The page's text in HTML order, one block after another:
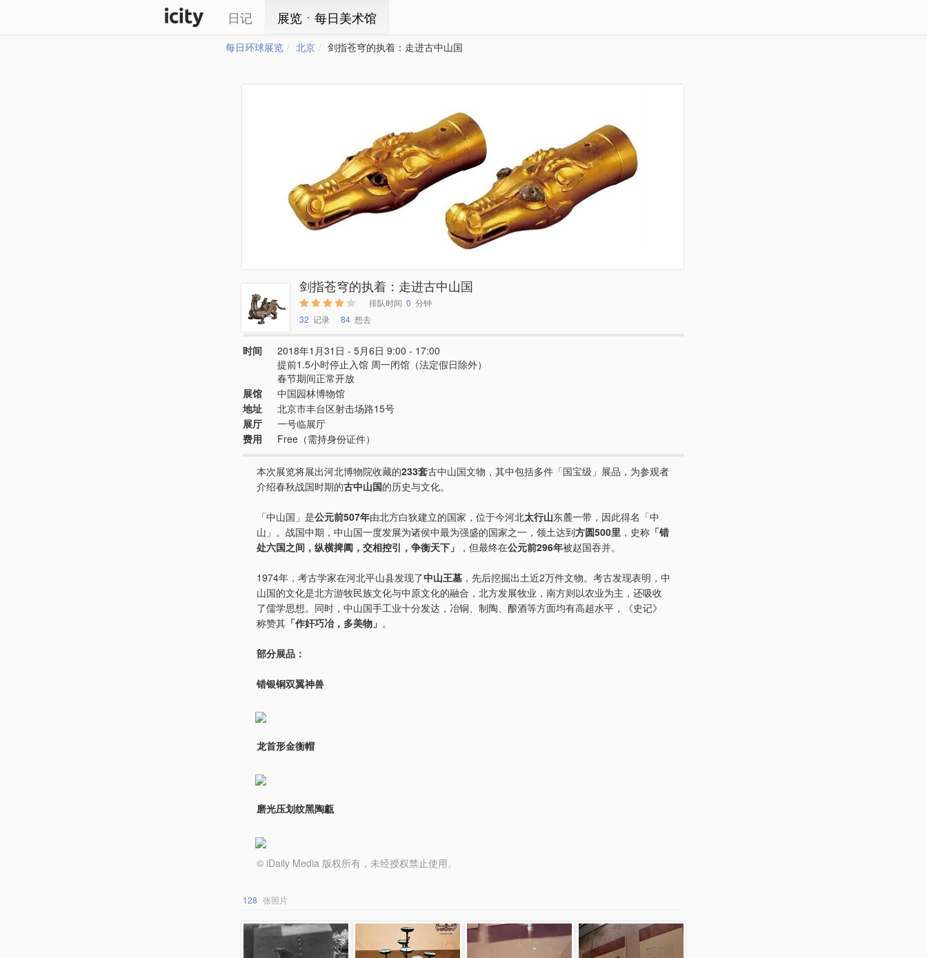
日记 展览ㆍ每日美术馆
每日环球展览 北京 剑指苍穹的执着：走进古中山国
剑指苍穹的执着：走进古中山国
排队时间 0 分钟
32 记录 84 想去
时间
2018年1月31日 - 5月6日 9:00 - 17:00
提前1.5小时停止入馆 周一闭馆（法定假日除外）
春节期间正常开放
展馆
中国园林博物馆
地址
北京市丰台区射击场路15号
展厅
一号临展厅
费用
Free（需持身份证件）
本次展览将展出河北博物院收藏的233套古中山国文物，其中包括多件「国宝级」展品，为参观者
介绍春秋战国时期的古中山国的历史与文化。
「中山国」是公元前507年由北方白狄建立的国家，位于今河北太行山东麓一带，因此得名「中
山」。战国中期，中山国一度发展为诸侯中最为强盛的国家之一，领土达到方圆500里 ，史称 「错
处六国之间，纵横捭阖，交相控引，争衡天下」
，但最终在公元前296年被赵国吞并。
1974年，考古学家在河北平山县发现了中山王墓 ，先后挖掘出土近2万件文物。考古发现表明，中
山国的文化是北方游牧民族文化与中原文化的融合，北方发展牧业，南方则以农业为主，还吸收
了儒学思想。同时，中山国手工业十分发达，冶铜、制陶、酿酒等方面均有高超水平，《史记》
称赞其 「作奸巧冶，多美物」 。
部分展品：
错银铜双翼神兽
龙首形金衡帽
磨光压划纹黑陶甗
© iDaily Media 版权所有，未经授权禁止使用。
128 张照片